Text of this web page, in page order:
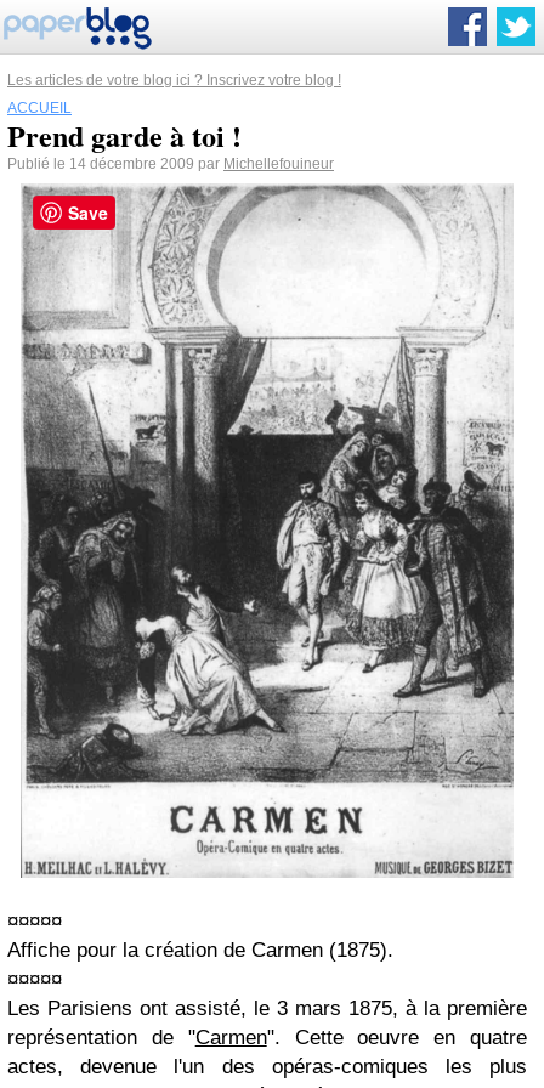
Les articles de votre blog ici ? Inscrivez votre blog !
ACCUEIL
Prend garde à toi !
Publié le 14 décembre 2009 par Michellefouineur
¤¤¤¤¤
Affiche pour la création de Carmen (1875).
¤¤¤¤¤
Les Parisiens ont assisté, le 3 mars 1875, à la première
représentation de "Carmen". Cette oeuvre en quatre
actes, devenue l'un des opéras-comiques les plus
Save